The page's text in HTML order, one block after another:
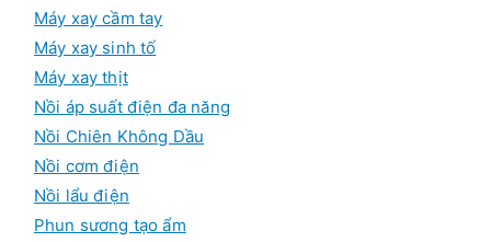
Máy xay cầm tay
Máy xay sinh tố
Máy xay thịt
Nồi áp suất điện đa năng
Nồi Chiên Không Dầu
Nồi cơm điện
Nồi lẩu điện
Phun sương tạo ẩm